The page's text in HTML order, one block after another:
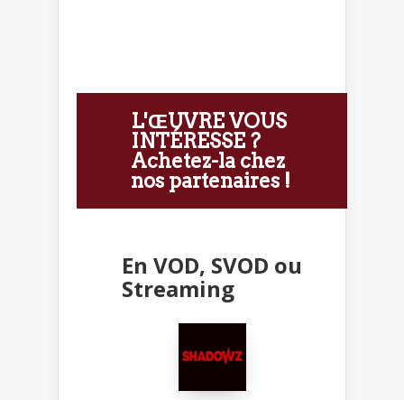
L'ŒUVRE VOUS
INTÉRESSE ?
Achetez-la chez
nos partenaires !
En VOD, SVOD ou
Streaming